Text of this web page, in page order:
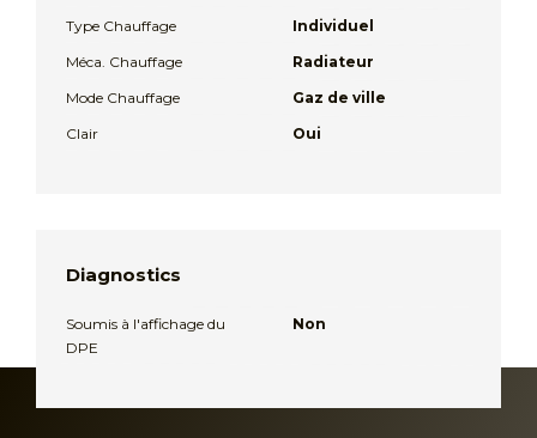
Type Chauffage
Individuel
Méca. Chauffage
Radiateur
Mode Chauffage
Gaz de ville
Clair
Oui
Diagnostics
Soumis à l'affichage du
DPE
Non